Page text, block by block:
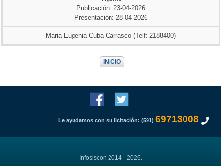
Publicación: 23-04-2026
Presentación: 28-04-2026
Maria Eugenia Cuba Carrasco (Telf: 2188400)
INICIO
Le ayudamos con su licitación: (591) 69713008
Infosiscon 2014 - 2026.